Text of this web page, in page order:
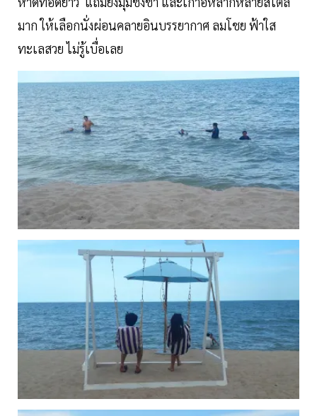
มาก ให้เลือกนั่งผ่อนคลายอินบรรยากาศ ลมโชย ฟ้าใส
ทะเลสวย ไม่รู้เบื่อเลย